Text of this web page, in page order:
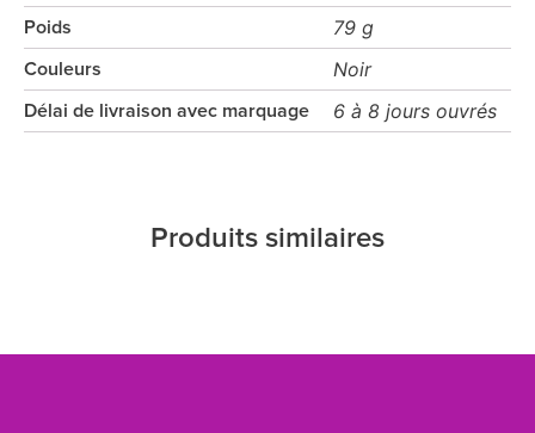
Poids 79 g
Couleurs Noir
Délai de livraison avec marquage 6 à 8 jours ouvrés
Produits similaires